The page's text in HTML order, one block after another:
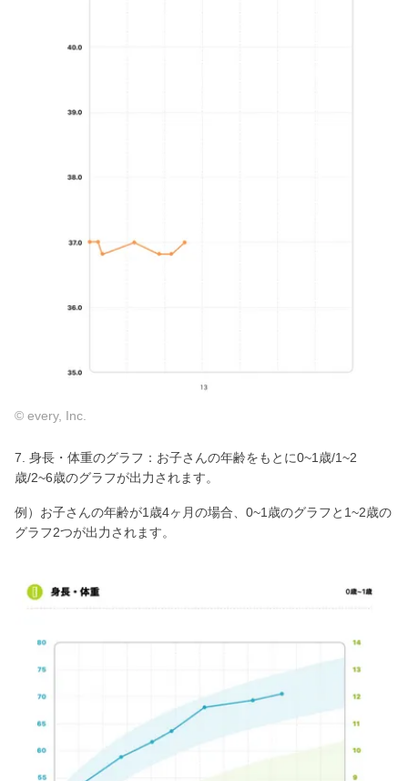
© every, Inc.
7. 身長・体重のグラフ：お子さんの年齢をもとに0~1歳/1~2
歳/2~6歳のグラフが出力されます。
例）お子さんの年齢が1歳4ヶ月の場合、0~1歳のグラフと1~2歳の
グラフ2つが出力されます。